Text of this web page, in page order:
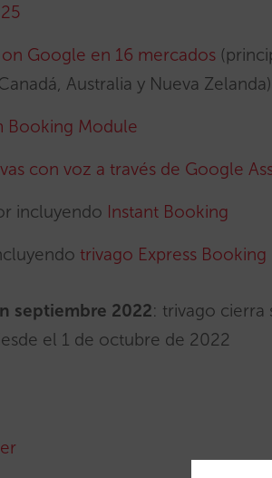
Google en 16 mercados
Australia y Nueva Zelanda)
Booking Module
con voz a través de Google
incluyendo Instant Booking
trivago Express Booking
septiembre 2022: trivago cierra
el 1 de octubre de 2022